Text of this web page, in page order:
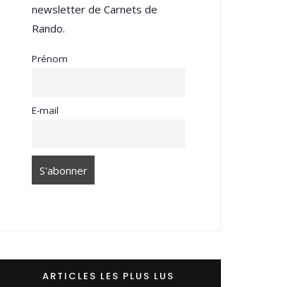
newsletter de Carnets de
Rando.
Prénom
E-mail
ARTICLES LES PLUS LUS